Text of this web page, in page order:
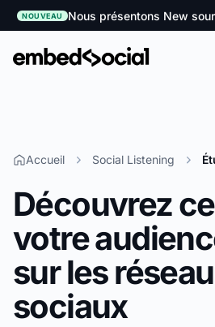
NOUVEAU Nous présentons New
Accueil Social Listening
Découvrez
votre
sur les
sociaux